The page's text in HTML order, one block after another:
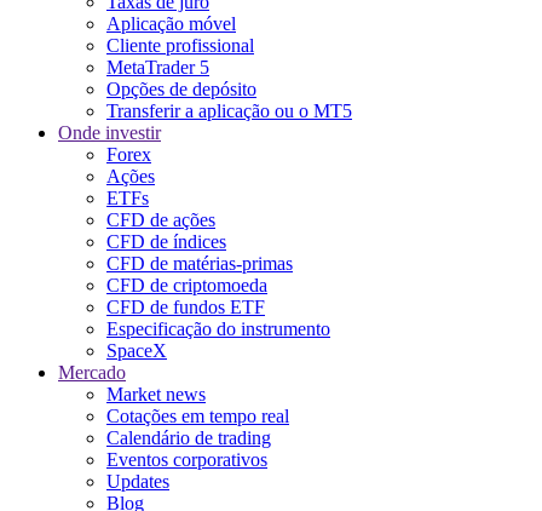
Aplicação móvel
Cliente profissional
MetaTrader 5
Opções de depósito
Transferir a aplicação ou o MT5
Onde investir
Forex
Ações
ETFs
CFD de ações
CFD de índices
CFD de matérias-primas
CFD de criptomoeda
CFD de fundos ETF
Especificação do instrumento
SpaceX
Mercado
Market news
Cotações em tempo real
Calendário de trading
Eventos corporativos
Updates
Blog